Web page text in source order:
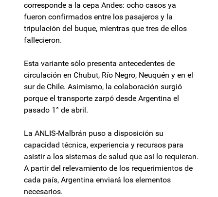
corresponde a la cepa Andes: ocho casos ya
fueron confirmados entre los pasajeros y la
tripulación del buque, mientras que tres de ellos
fallecieron.
Esta variante sólo presenta antecedentes de
circulación en Chubut, Río Negro, Neuquén y en el
sur de Chile. Asimismo, la colaboración surgió
porque el transporte zarpó desde Argentina el
pasado 1° de abril.
La ANLIS-Malbrán puso a disposición su
capacidad técnica, experiencia y recursos para
asistir a los sistemas de salud que así lo requieran.
A partir del relevamiento de los requerimientos de
cada país, Argentina enviará los elementos
necesarios.